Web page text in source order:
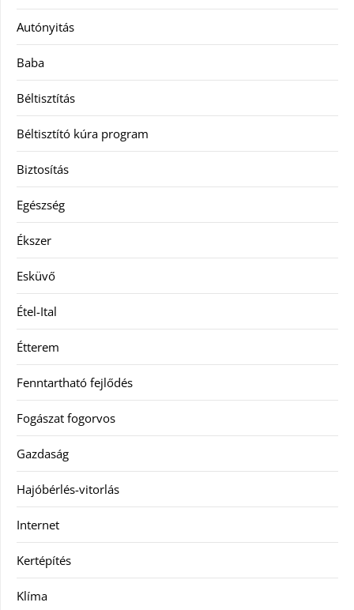
Autónyitás
Baba
Béltisztítás
Béltisztító kúra program
Biztosítás
Egészség
Ékszer
Esküvő
Étel-Ital
Étterem
Fenntartható fejlődés
Fogászat fogorvos
Gazdaság
Hajóbérlés-vitorlás
Internet
Kertépítés
Klíma